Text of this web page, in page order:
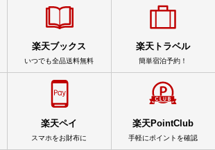
楽天ブックス
いつでも全品送料無料
楽天トラベル
簡単宿泊予約！
楽天ペイ
スマホをお財布に
楽天PointClub
手軽にポイントを確認